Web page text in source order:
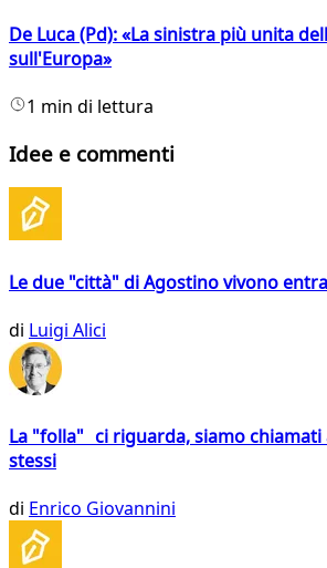
De Luca (Pd): «La sinistra più unita
sull'Europa»
1 min di lettura
Idee e commenti
Le due "città" di Agostino vivono
di Luigi Alici
La "folla" ci riguarda, siamo
stessi
di Enrico Giovannini